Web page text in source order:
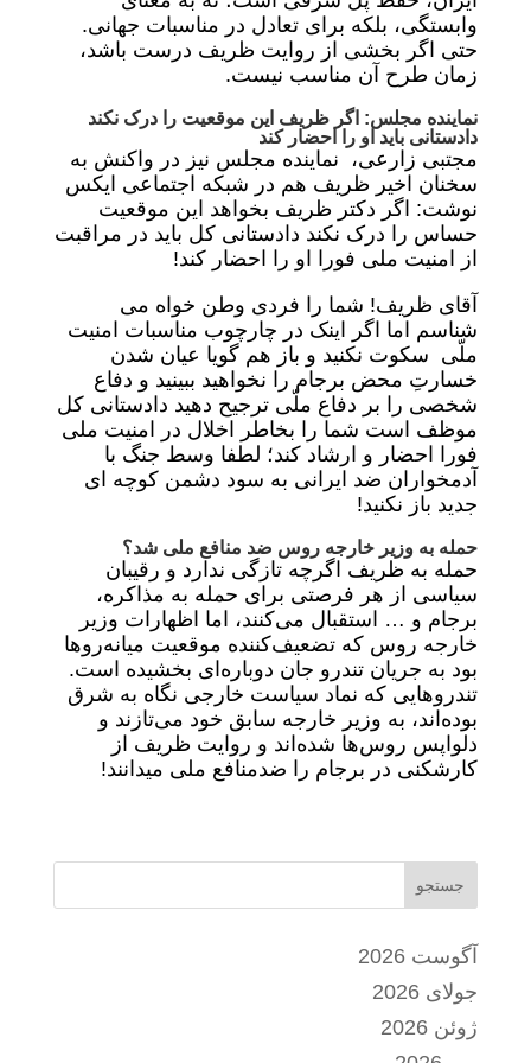
وابستگی، بلکه برای تعادل در مناسبات جهانی.
حتی اگر بخشی از روایت ظریف درست باشد،
زمان طرح آن مناسب نیست.
نماینده مجلس: اگر ظریف این موقعیت را درک نکند
دادستانی باید او را احضار کند
مجتبی زارعی، نماینده مجلس نیز در واکنش به
سخنان اخیر ظریف هم در شبکه اجتماعی ایکس
نوشت: اگر دکتر ظریف بخواهد این موقعیت
حساس را درک نکند دادستانی کل باید در مراقبت
از امنیت ملی فورا او را احضار کند!
آقای ظریف! شما را فردی وطن خواه می
شناسم اما اگر اینک در چارچوب مناسبات امنیت
ملّی سکوت نکنید و باز هم گویا عیان شدن
خسارتِ محض برجام را نخواهید ببینید و دفاع
شخصی را بر دفاع ملّی ترجیح دهید دادستانی کل
موظف است شما را بخاطر اخلال در امنیت ملی
فورا احضار و ارشاد کند؛ لطفا وسط جنگ با
آدمخواران ضد ایرانی به سود دشمن کوچه ای
جدید باز نکنید!
حمله به وزیر خارجه روس ضد منافع ملی شد؟
حمله به ظریف اگرچه تازگی ندارد و رقیبان
سیاسی از هر فرصتی برای حمله به مذاکره،
برجام و … استقبال می‌کنند، اما اظهارات وزیر
خارجه روس که تضعیف‌کننده موقعیت میانه‌روها
بود به جریان تندرو جان دوباره‌ای بخشیده است.
تندروهایی که نماد سیاست خارجی نگاه به شرق
بوده‌اند، به وزیر خارجه سابق خود می‌تازند و
دلواپس روس‌ها شده‌اند و روایت ظریف از
کارشکنی در برجام را ضدمنافع ملی میدانند!
جستجو
آگوست 2026
جولای 2026
ژوئن 2026